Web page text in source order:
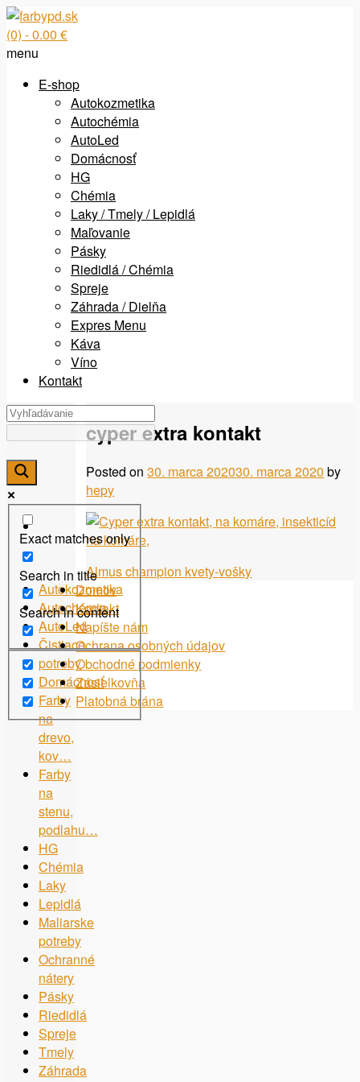
(0) - 0.00 €
menu
E-shop
Autokozmetika
Autochémia
AutoLed
Domácnosť
HG
Chémia
Laky / Tmely / Lepidlá
Maľovanie
Pásky
Riedidlá / Chémia
Spreje
Záhrada / Dielňa
Expres Menu
Káva
Víno
Kontakt
cyper extra kontakt
Posted on30. marca 202030. marca 2020 by
hepy
Navigácia
v
článku
Almus champion kvety-vošky
Exact matches only
Search in title
Search in content
Autokozmetika
Autochémia
AutoLed
Čistiace
potreby
Domácnosť
Farby
na
drevo,
kov…
Farby
na
stenu,
podlahu…
HG
Chémia
Laky
Lepidlá
Maliarske
potreby
Ochranné
nátery
Pásky
Riedidlá
Spreje
Tmely
Záhrada
Domov
Kontakt
Napíšte nám
Ochrana osobných údajov
Obchodné podmienky
Zásielkovňa
Platobná brána